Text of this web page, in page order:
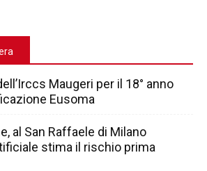
Maugeri per il 18° anno
Eusoma
al San Raffaele di Milano
stima il rischio prima